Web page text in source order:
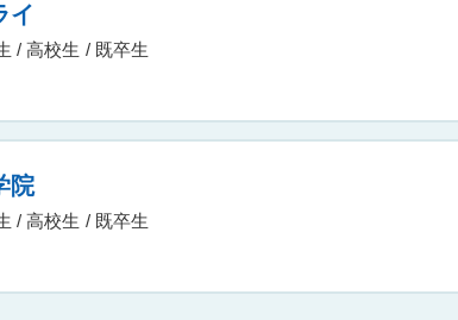
イ
/ 高校生 / 既卒生
院
/ 高校生 / 既卒生